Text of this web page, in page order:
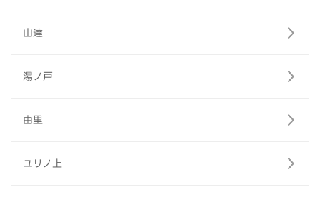
山達
湯ノ戸
由里
ユリノ上